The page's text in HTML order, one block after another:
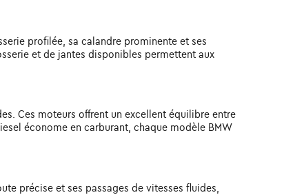
profilée, sa calandre prominente et ses
et de jantes disponibles permettent aux
Ces moteurs offrent un excellent équilibre entre
économe en carburant, chaque modèle BMW
précise et ses passages de vitesses fluides,